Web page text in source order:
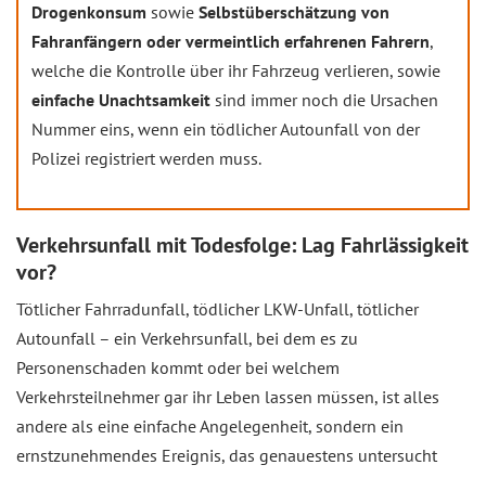
Drogenkonsum sowie Selbstüberschätzung von
Fahranfängern oder vermeintlich erfahrenen Fahrern,
welche die Kontrolle über ihr Fahrzeug verlieren, sowie
einfache Unachtsamkeit sind immer noch die Ursachen
Nummer eins, wenn ein tödlicher Autounfall von der
Polizei registriert werden muss.
Verkehrsunfall mit Todesfolge: Lag Fahrlässigkeit
vor?
Tötlicher Fahrradunfall, tödlicher LKW-Unfall, tötlicher
Autounfall – ein Verkehrsunfall, bei dem es zu
Personenschaden kommt oder bei welchem
Verkehrsteilnehmer gar ihr Leben lassen müssen, ist alles
andere als eine einfache Angelegenheit, sondern ein
ernstzunehmendes Ereignis, das genauestens untersucht